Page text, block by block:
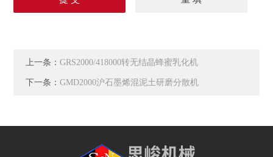
上一条：GRS2000/418000转无结晶蜂蜜乳化机
下一条：GMD2000沪石墨烯混泥土研磨分散机